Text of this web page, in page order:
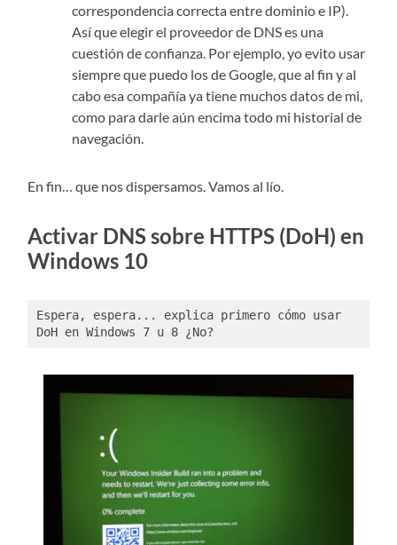
correspondencia correcta entre dominio e IP).
Así que elegir el proveedor de DNS es una
cuestión de confianza. Por ejemplo, yo evito usar
siempre que puedo los de Google, que al fin y al
cabo esa compañía ya tiene muchos datos de mi,
como para darle aún encima todo mi historial de
navegación.
En fin… que nos dispersamos. Vamos al lío.
Activar DNS sobre HTTPS (DoH) en
Windows 10
Espera, espera... explica primero cómo usar
DoH en Windows 7 u 8 ¿No?